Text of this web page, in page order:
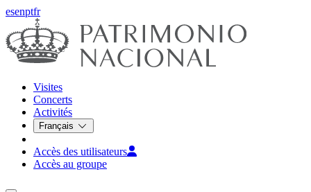
esenptfr
Visites
Concerts
Activités
Français
Accès des utilisateurs
Accès au groupe